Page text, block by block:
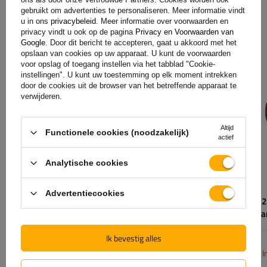
Promotie
PROMOTIE
5x112
689,80 €Incl. BTW
Draagvermogen enkele as: 1800 kg
Montageafstand:
1750 mm
Naafafstand:
min. 63 mm
HORPOL LD
12,40 €
Montagepagina:
Lichtbron:
Kabel voor
gebruikt om advertenties te personaliseren. Meer informatie vindt
u in ons privacybeleid. Meer informatie over voorwaarden en
privacy vindt u ook op de pagina Privacy en Voorwaarden van
Google. Door dit bericht te accepteren, gaat u akkoord met het
opslaan van cookies op uw apparaat. U kunt de voorwaarden
voor opslag of toegang instellen via het tabblad "Cookie-
instellingen". U kunt uw toestemming op elk moment intrekken
door de cookies uit de browser van het betreffende apparaat te
verwijderen.
Functionele cookies (noodzakelijk)
Altijd
actief
Analytische cookies
Advertentiecookies
Ik bevestig alles